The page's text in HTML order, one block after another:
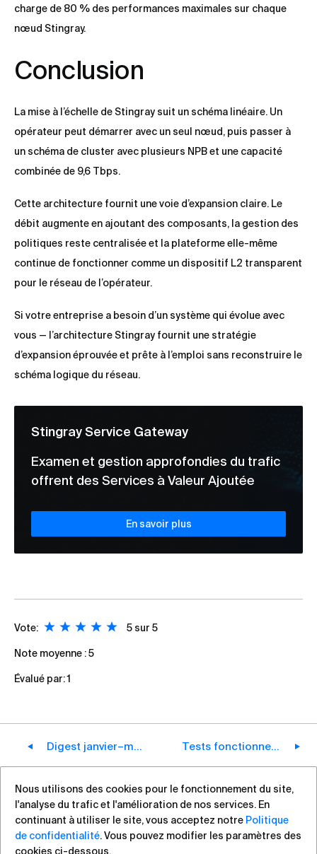
charge de 80 % des performances maximales sur chaque
nœud Stingray.
Conclusion
La mise à l’échelle de Stingray suit un schéma linéaire. Un
opérateur peut démarrer avec un seul nœud, puis passer à
un schéma de cluster avec plusieurs NPB et une capacité
combinée de 9,6 Tbps.
Cette architecture fournit une voie d’expansion claire. Le
débit augmente en ajoutant des composants, la gestion des
politiques reste centralisée et la plateforme elle-même
continue de fonctionner comme un dispositif L2 transparent
pour le réseau de l’opérateur.
Si votre entreprise a besoin d’un système qui évolue avec
vous — l’architecture Stingray fournit une stratégie
d’expansion éprouvée et prête à l’emploi sans reconstruire le
schéma logique du réseau.
Stingray Service Gateway
Examen et gestion approfondies du trafic
offrent des Services à Valeur Ajoutée
En savoir plus
Vote: 5 sur 5
Note moyenne :5
Évalué par:1
Digest janvier–mars 2026 Tests fonctionnels de Stingray BNG à l'aide d'un générateur de trafic Ixia
+7 (812) 313-88-54 sales@vas.expert
Nous utilisons des cookies pour le fonctionnement du site,
l'analyse du trafic et l'amélioration de nos services. En
continuant à utiliser le site, vous acceptez notre Politique
de confidentialité. Vous pouvez modifier les paramètres des
cookies ci-dessous.